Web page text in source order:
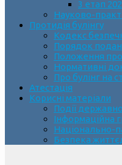
3 етап
Науково-
Протидія булінгу
Кодекс
Порядок
Положення про
Нормативні
Про булінг на
Атестація
Корисні матеріали
Події
Інформаційна
Національно-
Безпека